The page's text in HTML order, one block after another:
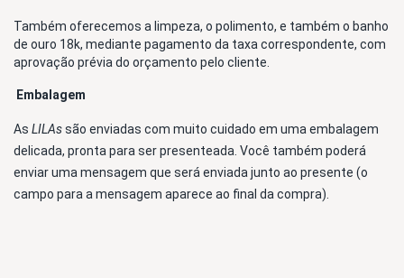
Também oferecemos a limpeza, o polimento, e também o banho
de ouro 18k, mediante pagamento da taxa correspondente, com
aprovação prévia do orçamento pelo cliente.
Embalagem
As LILAs são enviadas com muito cuidado em uma embalagem
delicada, pronta para ser presenteada. Você também poderá
enviar uma mensagem que será enviada junto ao presente (o
campo para a mensagem aparece ao final da compra).